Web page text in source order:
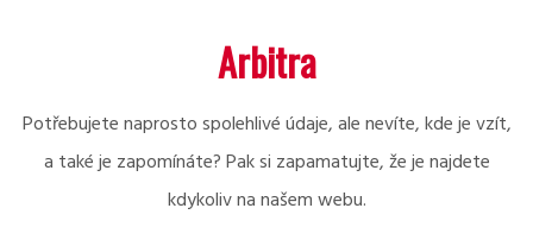
Arbitra
Potřebujete naprosto spolehlivé údaje, ale nevíte, kde je vzít,
a také je zapomínáte? Pak si zapamatujte, že je najdete
kdykoliv na našem webu.